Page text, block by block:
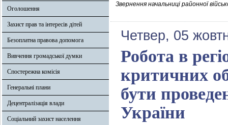
Оголошення
Захист прав та інтересів дітей
Безоплатна правова допомога
Вивчення громадської думки
Спостережна комісія
Генеральні плани
Децентралізація влади
Соціальний захист населення
Звернення начальниці районної
Четвер, 05
Робота в
критичних
бути
України